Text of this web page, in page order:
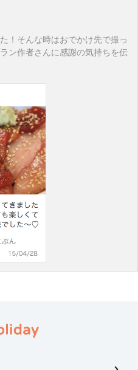
！そんな時はおでかけ先で撮っ
ン作者さんに感謝の気持ちを伝